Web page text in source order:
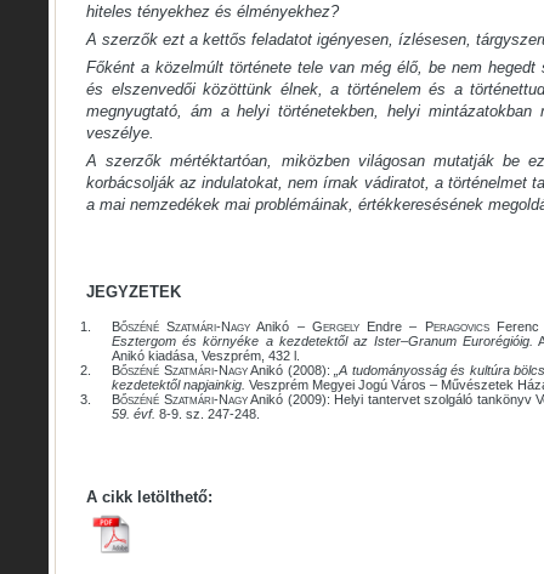
hiteles tényekhez és élményekhez?
A szerzők ezt a kettős feladatot igényesen, ízlésesen,
Főként a közelmúlt története tele van még élő, be nem hegedt
és elszenvedői közöttünk élnek, a történelem és a
megnyugtató, ám a helyi történetekben, helyi mintázatokban
veszélye.
A szerzők mértéktartóan, miközben világosan mutatják be
korbácsolják az indulatokat, nem írnak vádiratot, a történelmet
a mai nemzedékek mai problémáinak, értékkeresésének
JEGYZETEK
1. Bőszéné Szatmári-Nagy Anikó – GergelyEndre – PeragovicsFerenc
Esztergom és környéke a kezdetektől az Ister–Granum Eurorégióig.
Anikó kiadása, Veszprém, 432 l.
2.
Bőszéné Szatmári-NagyAnikó (2008):
„A tudományosság és kultúra
kezdetektől napjainkig. Veszprém Megyei Jogú Város – Művészetek
3.
Bőszéné Szatmári-NagyAnikó (2009): Helyi tantervet szolgáló tankönyv
59. évf. 8-9. sz. 247-248.
A cikk letölthető: